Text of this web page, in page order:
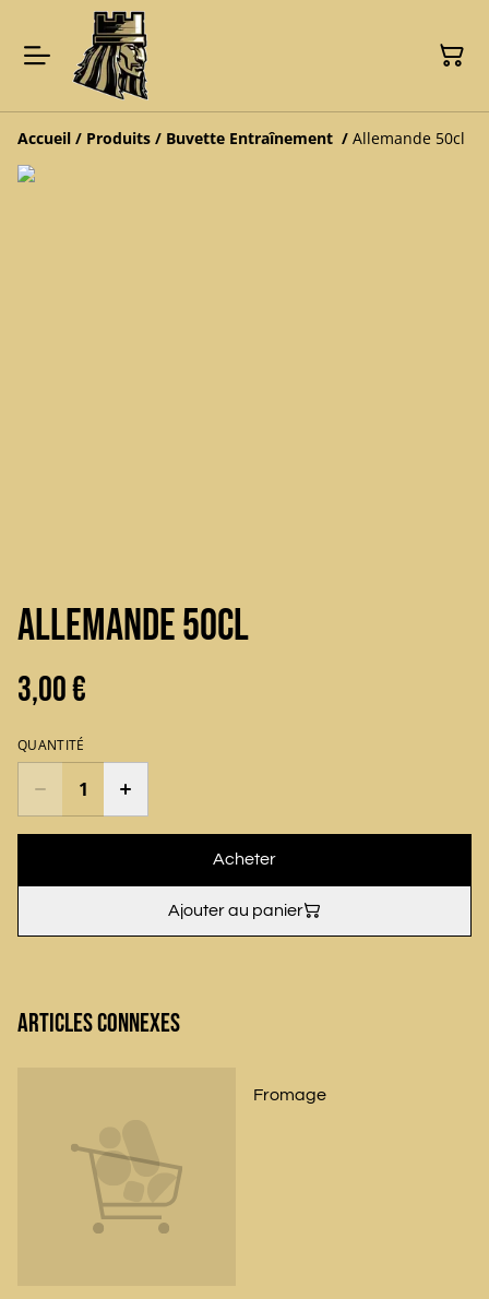
Accueil / Produits / Buvette Entraînement / Allemande 50cl
Allemande 50cl
3,00 €
QUANTITÉ
Acheter
Ajouter au panier
Articles connexes
Fromage